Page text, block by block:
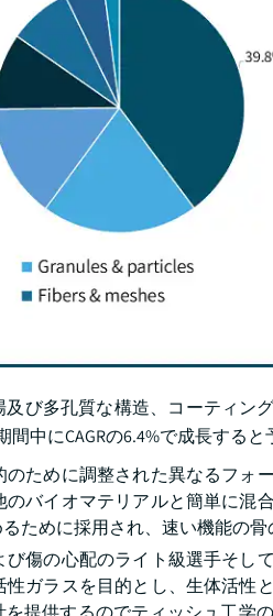
び多孔質な構造、コーティン
中にCAGRの6.4%で成長すると
ために調整された異なるフォ
バイオマテリアルと簡単に混
ために採用され、速い機能の骨
傷の心配のライト級選手そし
ガラスを目的とし、生体活性